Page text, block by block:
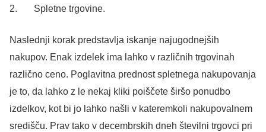
2. Spletne trgovine.
Naslednji korak predstavlja iskanje najugodnejših
nakupov. Enak izdelek ima lahko v različnih trgovinah
različno ceno. Poglavitna prednost spletnega nakupovanja
je to, da lahko z le nekaj kliki poiščete širšo ponudbo
izdelkov, kot bi jo lahko našli v kateremkoli nakupovalnem
središču. Prav tako v decembrskih dneh številni trgovci pri